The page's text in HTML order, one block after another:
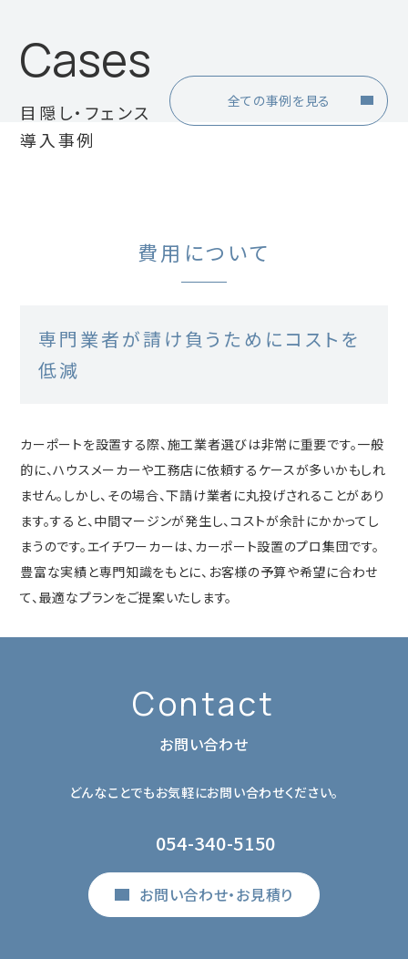
Cases
目隠し・フェンス
導入事例
全ての事例を見る
費用について
専門業者が請け負うためにコストを
低減
カーポートを設置する際、施工業者選びは非常に重要です。一般
的に、ハウスメーカーや工務店に依頼するケースが多いかもしれ
ません。しかし、その場合、下請け業者に丸投げされることがあり
ます。すると、中間マージンが発生し、コストが余計にかかってし
まうのです。エイチワーカーは、カーポート設置のプロ集団です。
豊富な実績と専門知識をもとに、お客様の予算や希望に合わせ
て、最適なプランをご提案いたします。
Contact
お問い合わせ
どんなことでもお気軽にお問い合わせください。
054-340-5150
お問い合わせ・お見積り